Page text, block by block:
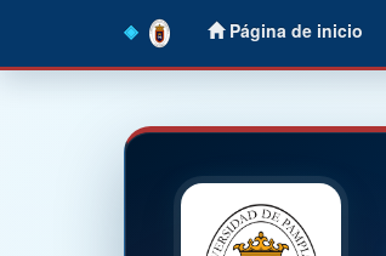
Página de inicio